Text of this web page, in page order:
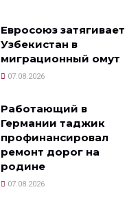
Евросоюз затягивает
Узбекистан в
миграционный омут
07.08.2026
Работающий в
Германии таджик
профинансировал
ремонт дорог на
родине
07.08.2026